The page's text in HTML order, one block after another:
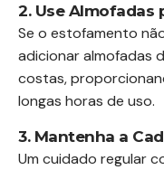
2. Use Almofadas
Se o estofamento
adicionar almofadas
costas,
longas horas de uso.
3. Mantenha a
Um cuidado regular